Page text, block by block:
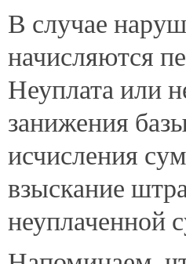
В случае
начисляются
Неуплата или
занижения
исчисления
взыскание
неуплаченной